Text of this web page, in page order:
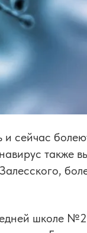
и сейчас
также
школе